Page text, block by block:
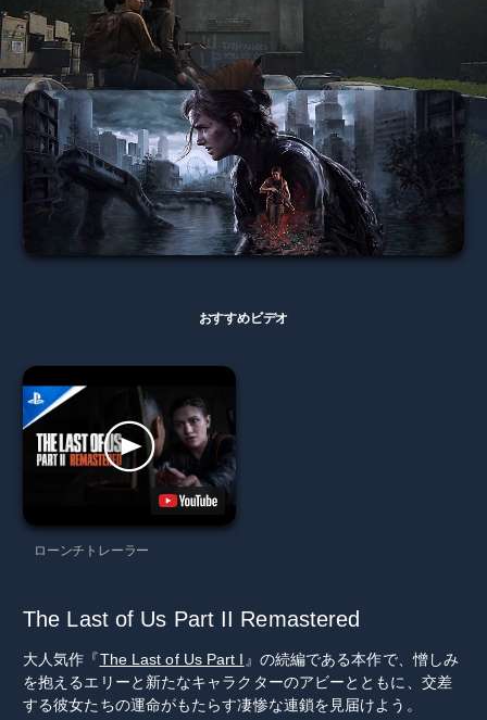
おすすめビデオ
ローンチトレーラー
The Last of Us Part II Remastered
大人気作『The Last of Us Part I』の続編である本作で、憎しみ
を抱えるエリーと新たなキャラクターのアビーとともに、交差
する彼女たちの運命がもたらす凄惨な連鎖を見届けよう。